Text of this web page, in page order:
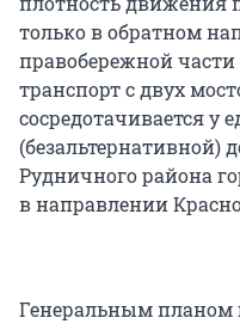
только в обратном
правобережной
транспорт с двух
сосредотачивается у
(безальтернативной)
Рудничного района
в направлении
Генеральным планом